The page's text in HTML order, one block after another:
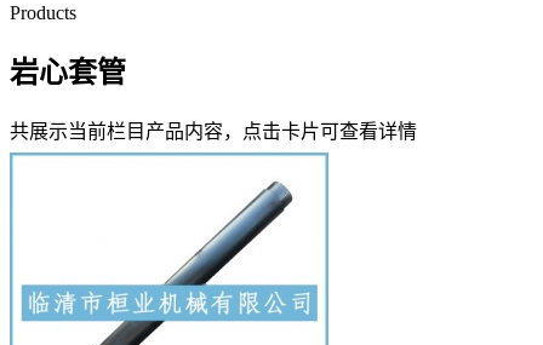
Products
岩心套管
共展示当前栏目产品内容，点击卡片可查看详情